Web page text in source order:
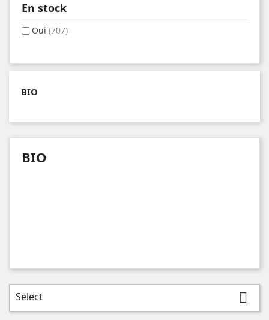
En stock
Oui (707)
BIO
BIO
Select 